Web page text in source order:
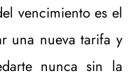
vencimiento es el
una nueva tarifa y
nunca sin la